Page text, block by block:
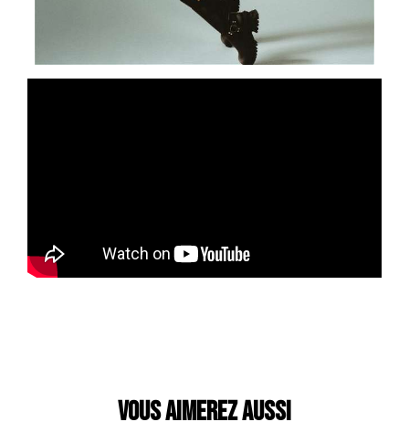
VOUS AIMEREZ AUSSI